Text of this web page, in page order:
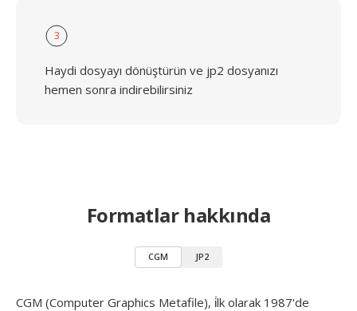
3
Haydi dosyayı dönüştürün ve jp2 dosyanızı
hemen sonra indirebilirsiniz
Formatlar hakkında
CGM JP2
CGM (Computer Graphics Metafile), i̇lk olarak 1987'de